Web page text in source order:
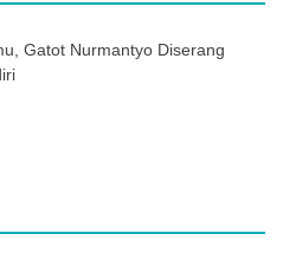
Gatot Nurmantyo Diserang